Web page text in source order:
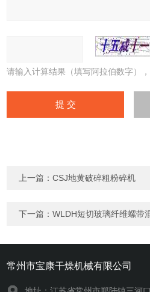
请输入计算结果（填写阿拉伯数字）
上一篇：CSJ地黄破碎粗粉碎机
下一篇：WLDH短切玻璃纤维螺带
常州市宝康干燥机械有限公司